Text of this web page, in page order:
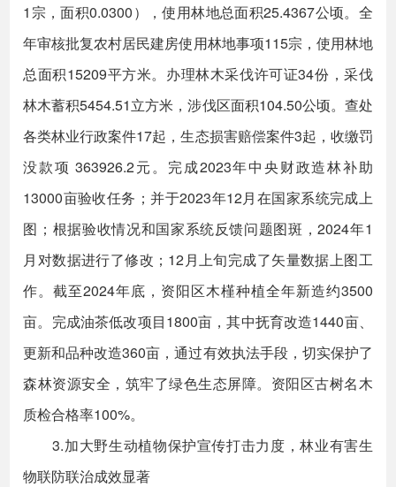
1宗，面积0.0300），使用林地总面积25.4367公顷。全
年审核批复农村居民建房使用林地事项115宗，使用林地
总面积15209平方米。办理林木采伐许可证34份，采伐
林木蓄积5454.51立方米，涉伐区面积104.50公顷。查处
各类林业行政案件17起，生态损害赔偿案件3起，收缴罚
没款项 363926.2元。完成2023年中央财政造林补助
13000亩验收任务；并于2023年12月在国家系统完成上
图；根据验收情况和国家系统反馈问题图斑，2024年1
月对数据进行了修改；12月上旬完成了矢量数据上图工
作。截至2024年底，资阳区木槿种植全年新造约3500
亩。完成油茶低改项目1800亩，其中抚育改造1440亩、
更新和品种改造360亩，通过有效执法手段，切实保护了
森林资源安全，筑牢了绿色生态屏障。资阳区古树名木
质检合格率100%。
3.加大野生动植物保护宣传打击力度，林业有害生
物联防联治成效显著